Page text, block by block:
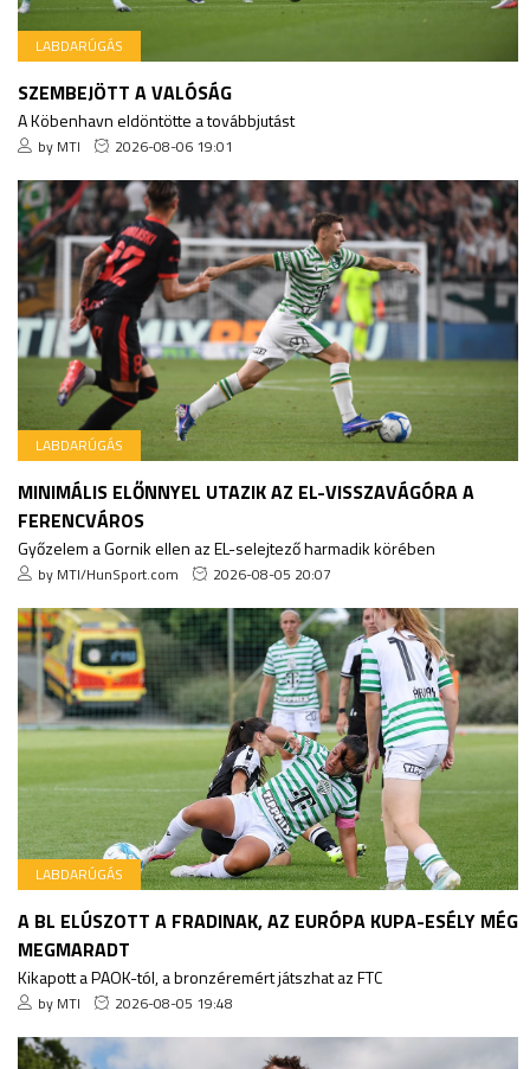
LABDARÚGÁS
SZEMBEJÖTT A VALÓSÁG
A Köbenhavn eldöntötte a továbbjutást
by MTI 2026-08-06 19:01
LABDARÚGÁS
MINIMÁLIS ELŐNNYEL UTAZIK AZ EL-VISSZAVÁGÓRA A
FERENCVÁROS
Győzelem a Gornik ellen az EL-selejtező harmadik körében
by MTI/HunSport.com 2026-08-05 20:07
LABDARÚGÁS
A BL ELÚSZOTT A FRADINAK, AZ EURÓPA KUPA-ESÉLY MÉG
MEGMARADT
Kikapott a PAOK-tól, a bronzéremért játszhat az FTC
by MTI 2026-08-05 19:48